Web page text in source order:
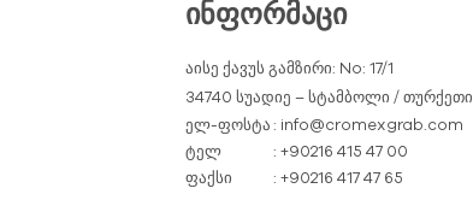
ᲘᲜᲤᲝᲠᲛᲐᲪᲘ
აისე ქავუს გამზირი: No: 17/1
34740 სუადიე – სტამბოლი / თურქეთი
ელ-ფოსტა : info@cromexgrab.com
ტელ
: +90216 415 47 00
ფაქსი
: +90216 417 47 65